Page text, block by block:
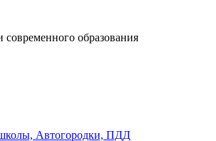
образования
Автогородки, ПДД